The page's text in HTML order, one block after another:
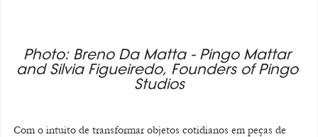
Photo: Breno Da Matta - Pingo Mattar
and Silvia Figueiredo, Founders of Pingo
Studios
Com o intuito de transformar objetos cotidianos em peças de